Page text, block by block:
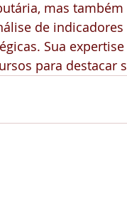
mas
de
Sua
para destacar